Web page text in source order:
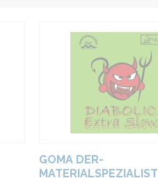
GOMA DER-
MATERIALSPEZIALIST